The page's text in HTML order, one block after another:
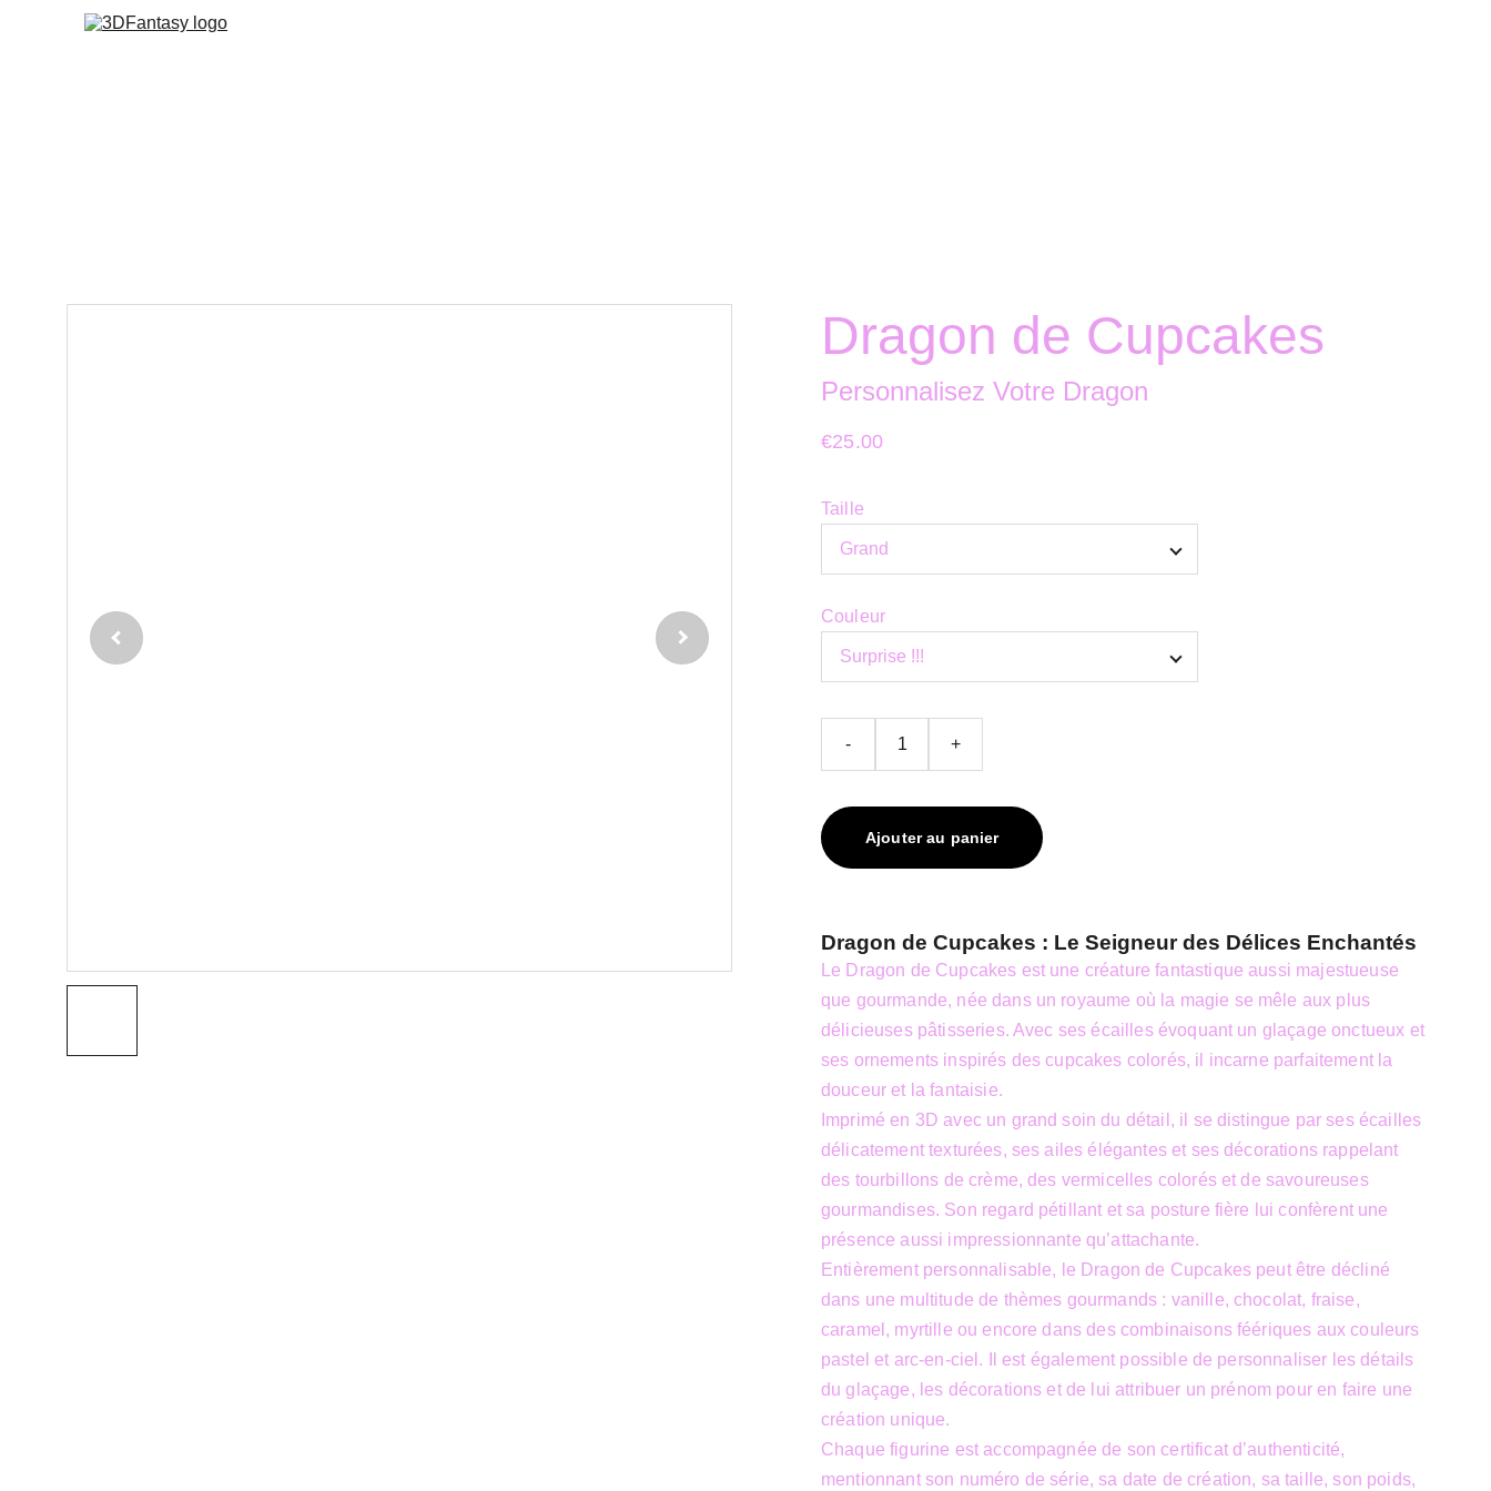
Dragon de Cupcakes
Personnalisez Votre Dragon
€25.00
Taille
Couleur
- +
Ajouter au panier
Dragon de Cupcakes : Le Seigneur des Délices Enchantés
Le Dragon de Cupcakes est une créature fantastique aussi majestueuse
que gourmande, née dans un royaume où la magie se mêle aux plus
délicieuses pâtisseries. Avec ses écailles évoquant un glaçage onctueux et
ses ornements inspirés des cupcakes colorés, il incarne parfaitement la
douceur et la fantaisie.
Imprimé en 3D avec un grand soin du détail, il se distingue par ses écailles
délicatement texturées, ses ailes élégantes et ses décorations rappelant
des tourbillons de crème, des vermicelles colorés et de savoureuses
gourmandises. Son regard pétillant et sa posture fière lui confèrent une
présence aussi impressionnante qu’attachante.
Entièrement personnalisable, le Dragon de Cupcakes peut être décliné
dans une multitude de thèmes gourmands : vanille, chocolat, fraise,
caramel, myrtille ou encore dans des combinaisons féériques aux couleurs
pastel et arc-en-ciel. Il est également possible de personnaliser les détails
du glaçage, les décorations et de lui attribuer un prénom pour en faire une
création unique.
Chaque figurine est accompagnée de son certificat d’authenticité,
mentionnant son numéro de série, sa date de création, sa taille, son poids,